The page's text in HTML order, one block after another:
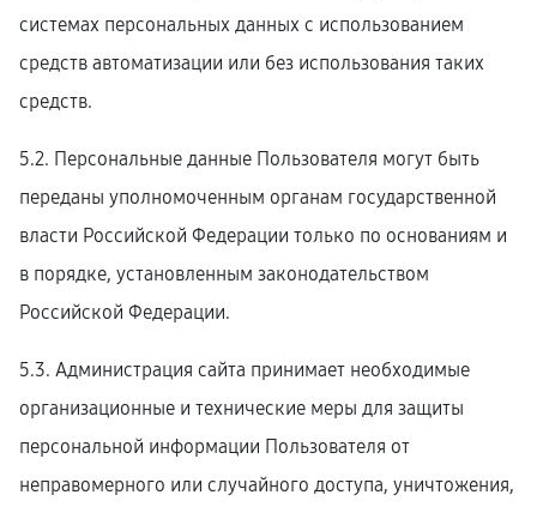
системах персональных данных с использованием
средств автоматизации или без использования таких
средств.
5.2. Персональные данные Пользователя могут быть
переданы уполномоченным органам государственной
власти Российской Федерации только по основаниям и
в порядке, установленным законодательством
Российской Федерации.
5.3. Администрация сайта принимает необходимые
организационные и технические меры для защиты
персональной информации Пользователя от
неправомерного или случайного доступа, уничтожения,